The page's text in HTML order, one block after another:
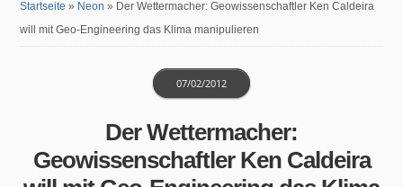
Startseite » Neon » Der Wettermacher: Geowissenschaftler Ken Caldeira
will mit Geo-Engineering das Klima manipulieren
Der Wettermacher:
Geowissenschaftler Ken Caldeira
07/02/2012